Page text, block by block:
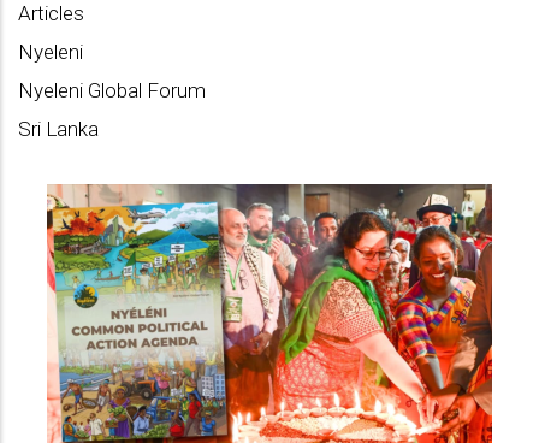
Articles
Nyeleni
Nyeleni Global Forum
Sri Lanka